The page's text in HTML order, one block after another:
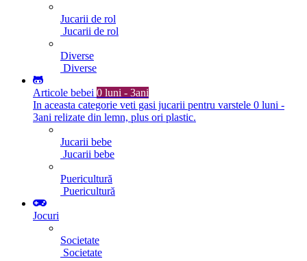
Jucarii de rol
Jucarii de rol
Diverse
Diverse
Articole bebei 0 luni - 3ani
In aceasta categorie veti gasi jucarii pentru varstele 0 luni -
3ani relizate din lemn, plus ori plastic.
Jucarii bebe
Jucarii bebe
Puericultură
Puericultură
Jocuri
Societate
Societate